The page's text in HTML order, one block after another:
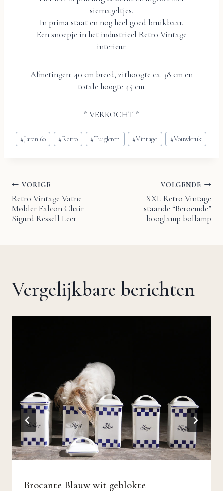
siernageltjes.
In prima staat en nog heel goed bruikbaar.
Een snoepje in het industrieel Retro Vintage
interieur.
Afmetingen: 40 cm breed, zithoogte ca. 38 cm en
totale hoogte 45 cm.
* VERKOCHT *
Bericht
tags:
#Jaren 60 #Retro #Tuigleren #Vintage #Vouwkruk
Bericht
navigatie
VORIGE
Retro Vintage Vatne
Møbler Falcon Chair
Sigurd Ressell Leer
VOLGENDE
XXL Retro Vintage
staande “Beroemde”
booglamp bollamp
Vergelijkbare berichten
Brocante Blauw wit geblokte